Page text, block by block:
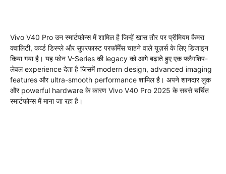
Vivo V40 Pro उन स्मार्टफोन्स में शामिल है जिन्हें खास तौर पर प्रीमियम कैमरा
क्वालिटी, कर्व्ड डिस्प्ले और सुपरफास्ट परफॉर्मेंस चाहने वाले यूज़र्स के लिए डिजाइन
किया गया है। यह फोन V-Series की legacy को आगे बढ़ाते हुए एक फ्लैगशिप-
लेवल experience देता है जिसमें modern design, advanced imaging
features और ultra-smooth performance शामिल है। अपने शानदार लुक
और powerful hardware के कारण Vivo V40 Pro 2025 के सबसे चर्चित
स्मार्टफोन्स में माना जा रहा है।